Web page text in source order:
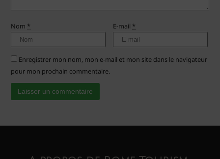
Nom * E-mail *
Enregistrer mon nom, mon e-mail et mon site dans le navigateur
pour mon prochain commentaire.